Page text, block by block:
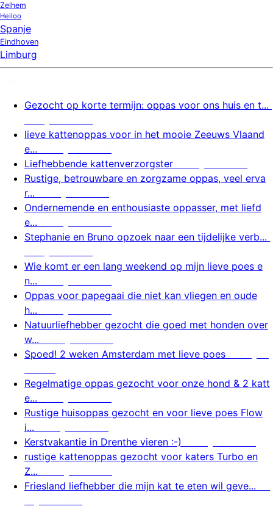
Zelhem
Heiloo
Spanje
Eindhoven
Limburg
Gezocht op korte termijn: oppas voor ons huis en t...
lieve kattenoppas voor in het mooie Zeeuws Vlaand
e...
Liefhebbende kattenverzorgster
Rustige, betrouwbare en zorgzame oppas, veel erva
r...
Ondernemende en enthousiaste oppasser, met liefd
e...
Stephanie en Bruno opzoek naar een tijdelijke verb...
Wie komt er een lang weekend op mijn lieve poes e
n...
Oppas voor papegaai die niet kan vliegen en oude
h...
Natuurliefhebber gezocht die goed met honden over
w...
Spoed! 2 weken Amsterdam met lieve poes
Regelmatige oppas gezocht voor onze hond & 2 katt
e...
Rustige huisoppas gezocht en voor lieve poes Flow
i...
Kerstvakantie in Drenthe vieren :-)
rustige kattenoppas gezocht voor katers Turbo en
Z...
Friesland liefhebber die mijn kat te eten wil geve...